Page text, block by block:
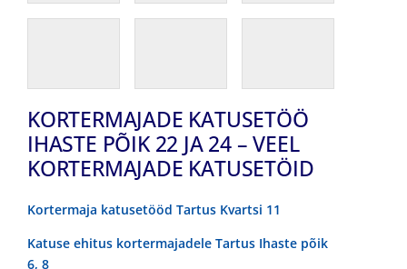
KORTERMAJADE KATUSETÖÖ
IHASTE PÕIK 22 JA 24 – VEEL
KORTERMAJADE KATUSETÖID
Kortermaja katusetööd Tartus Kvartsi 11
Katuse ehitus kortermajadele Tartus Ihaste põik
6, 8